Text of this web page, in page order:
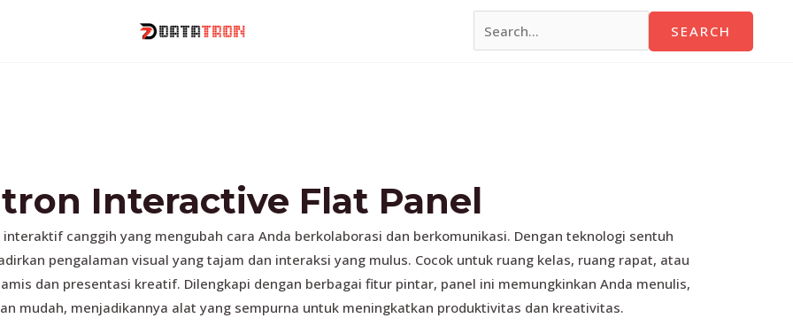
SEARCH
Interactive Flat Panel
canggih yang mengubah cara Anda berkolaborasi dan berkomunikasi. Dengan teknologi sentuh
pengalaman visual yang tajam dan interaksi yang mulus. Cocok untuk ruang kelas, ruang rapat, atau
dan presentasi kreatif. Dilengkapi dengan berbagai fitur pintar, panel ini memungkinkan Anda menulis,
mudah, menjadikannya alat yang sempurna untuk meningkatkan produktivitas dan kreativitas.